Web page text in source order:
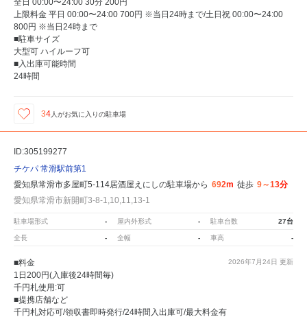
全日 00:00〜24:00 30分 200円
上限料金 平日 00:00〜24:00 700円 ※当日24時まで/土日祝 00:00〜24:00
800円 ※当日24時まで
■駐車サイズ
大型可 ハイルーフ可
■入出庫可能時間
24時間
34 人がお気に入りの駐車場
ID:305199277
チケパ 常滑駅前第1
愛知県常滑市多屋町5-114居酒屋えにしの駐車場から 692m 徒歩 9～13分
愛知県常滑市新開町3-8-1,10,11,13-1
駐車場形式 - 屋内外形式 - 駐車台数 27台
全長 - 全幅 - 車高 -
2026年7月24日 更新
■料金
1日200円(入庫後24時間毎)
千円札使用:可
■提携店舗など
千円札対応可/領収書即時発行/24時間入出庫可/最大料金有